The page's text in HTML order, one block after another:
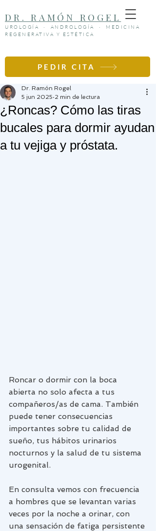
DR. RAMÓN ROGEL
UROLOGÍA · ANDROLOGÍA · MEDICINA
REGENERATIVA Y ESTÉTICA
PEDIR CITA
¿Roncas? Cómo las tiras
bucales para dormir ayudan
a tu vejiga y próstata.
Dr. Ramón Rogel
5 jun 2025 2 min de lectura
Roncar o dormir con la boca
abierta no solo afecta a tus
compañeros/as de cama. También
puede tener consecuencias
importantes sobre tu calidad de
sueño, tus hábitos urinarios
nocturnos y la salud de tu sistema
urogenital.
En consulta vemos con frecuencia
a hombres que se levantan varias
veces por la noche a orinar, con
una sensación de fatiga persistente